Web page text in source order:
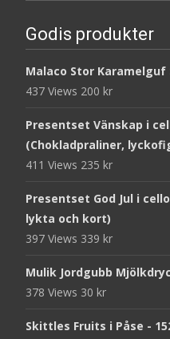
Godis produkter
Malaco Stor Karamelguf
437 Views 200 kr
Presentset Vänskap i
(Chokladpraliner,
411 Views 235 kr
Presentset God Jul i
lykta och kort)
397 Views 339 kr
Mulik Jordgubb
378 Views 30 kr
Skittles Fruits i Påse -